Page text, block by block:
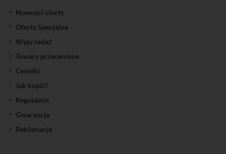
Nowości oferty
Oferty Specjalne
Wyprzedaż
Towary przecenione
Cenniki
Jak kupić?
Regulamin
Gwarancja
Reklamacje